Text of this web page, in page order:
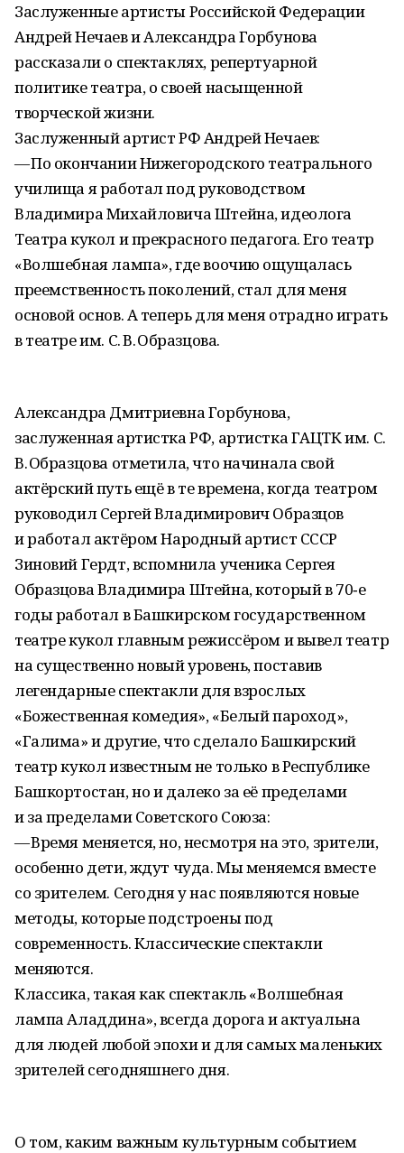
Заслуженные артисты Российской Федерации
Андрей Нечаев и Александра Горбунова
рассказали о спектаклях, репертуарной
политике театра, о своей насыщенной
творческой жизни.
Заслуженный артист РФ Андрей Нечаев:
— По окончании Нижегородского театрального
училища я работал под руководством
Владимира Михайловича Штейна, идеолога
Театра кукол и прекрасного педагога. Его театр
«Волшебная лампа», где воочию ощущалась
преемственность поколений, стал для меня
основой основ. А теперь для меня отрадно играть
в театре им. С. В. Образцова.
Александра Дмитриевна Горбунова,
заслуженная артистка РФ, артистка ГАЦТК им. С.
В. Образцова отметила, что начинала свой
актёрский путь ещё в те времена, когда театром
руководил Сергей Владимирович Образцов
и работал актёром Народный артист СССР
Зиновий Гердт, вспомнила ученика Сергея
Образцова Владимира Штейна, который в 70‑е
годы работал в Башкирском государственном
театре кукол главным режиссёром и вывел театр
на существенно новый уровень, поставив
легендарные спектакли для взрослых
«Божественная комедия», «Белый пароход»,
«Галима» и другие, что сделало Башкирский
театр кукол известным не только в Республике
Башкортостан, но и далеко за её пределами
и за пределами Советского Союза:
— Время меняется, но, несмотря на это, зрители,
особенно дети, ждут чуда. Мы меняемся вместе
со зрителем. Сегодня у нас появляются новые
методы, которые подстроены под
современность. Классические спектакли
меняются.
Классика, такая как спектакль «Волшебная
лампа Аладдина», всегда дорога и актуальна
для людей любой эпохи и для самых маленьких
зрителей сегодняшнего дня.
О том, каким важным культурным событием